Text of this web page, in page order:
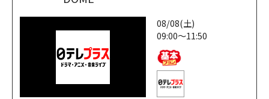
08/08(土)
09:00～11:50